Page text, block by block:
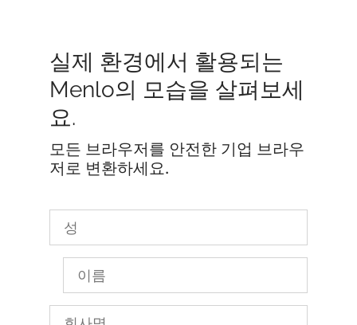
실제 환경에서 활용되는
Menlo의 모습을 살펴보세
요.
모든 브라우저를 안전한 기업 브라우
저로 변환하세요.